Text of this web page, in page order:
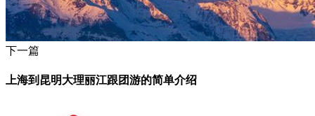
下一篇
上海到昆明大理丽江跟团游的简单介绍